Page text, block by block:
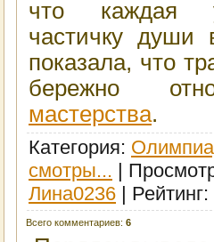
что каждая
частичку души
показала, что
бережно
мастерства.
Категория:
смотры... |
Лина0236 | Рейтинг:
Всего комментариев: 6